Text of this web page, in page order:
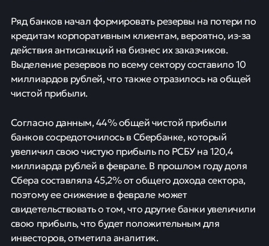
Ряд банков начал формировать резервы на потери по
кредитам корпоративным клиентам, вероятно, из-за
действия антисанкций на бизнес их заказчиков.
Выделение резервов по всему сектору составило 10
миллиардов рублей, что также отразилось на общей
чистой прибыли.
Согласно данным, 44% общей чистой прибыли
банков сосредоточилось в Сбербанке, который
увеличил свою чистую прибыль по РСБУ на 120,4
миллиарда рублей в феврале. В прошлом году доля
Сбера составляла 45,2% от общего дохода сектора,
поэтому ее снижение в феврале может
свидетельствовать о том, что другие банки увеличили
свою прибыль, что будет положительным для
инвесторов, отметила аналитик.